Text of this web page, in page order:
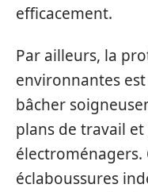
efficacement.
Par ailleurs, la
environnantes
bâcher
plans de travail
électroménagers.
éclaboussures